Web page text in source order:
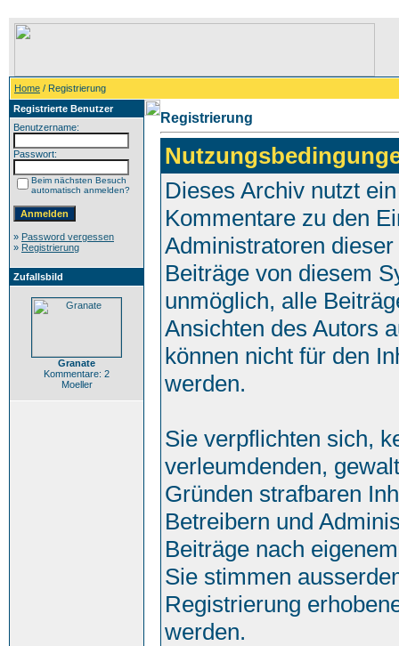
Home / Registrierung
Registrierte Benutzer
Benutzername:
Passwort:
Beim nächsten Besuch
automatisch anmelden?
» Password vergessen
» Registrierung
Zufallsbild
Granate
Kommentare: 2
Moeller
Registrierung
Dieses Archiv nutzt
Kommentare zu den
Administratoren
Beiträge von diesem
unmöglich, alle
Ansichten des Autors
können nicht für den
werden.
Sie verpflichten sich,
verleumdenden,
Gründen strafbaren
Betreibern und
Beiträge nach
Sie stimmen
Registrierung
werden.